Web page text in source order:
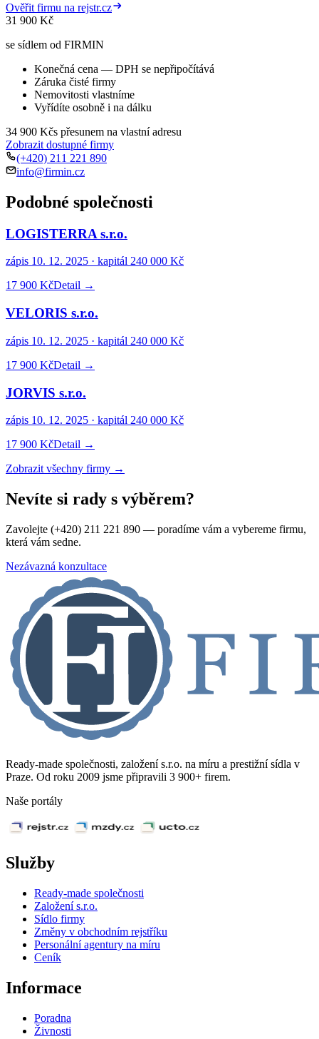
Ověřit firmu na rejstr.cz
31 900 Kč
se sídlem od FIRMIN
Konečná cena — DPH se nepřipočítává
Záruka čisté firmy
Nemovitosti vlastníme
Vyřídíte osobně i na dálku
34 900 Kčs přesunem na vlastní adresu
Zobrazit dostupné firmy
(+420) 211 221 890
info@firmin.cz
Podobné společnosti
LOGISTERRA s.r.o.
zápis 10. 12. 2025 · kapitál 240 000 Kč
17 900 KčDetail →
VELORIS s.r.o.
zápis 10. 12. 2025 · kapitál 240 000 Kč
17 900 KčDetail →
JORVIS s.r.o.
zápis 10. 12. 2025 · kapitál 240 000 Kč
17 900 KčDetail →
Zobrazit všechny firmy →
Nevíte si rady s výběrem?
Zavolejte (+420) 211 221 890 — poradíme vám a vybereme firmu,
která vám sedne.
Nezávazná konzultace
Ready-made společnosti, založení s.r.o. na míru a prestižní sídla v
Praze. Od roku 2009 jsme připravili 3 900+ firem.
Naše portály
Služby
Ready-made společnosti
Založení s.r.o.
Sídlo firmy
Změny v obchodním rejstříku
Personální agentury na míru
Ceník
Informace
Poradna
Živnosti